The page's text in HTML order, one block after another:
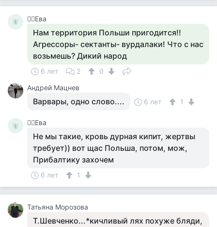
🧚‍ 🧚‍♀️Ева
Нам территория Польши пригодится!!
Агрессоры- сектанты- вурдалаки! Что с нас
возьмешь? Дикий народ
6 лет 2
0
Андрей Мацнев
Варвары, одно слово.... 6 лет 1
🧚‍ 🧚‍♀️Ева
Не мы такие, кровь дурная кипит, жертвы
требует)) вот щас Польша, потом, мож,
Прибалтику захочем
6 лет 1
Татьяна Морозова
Т.Шевченко...*кичливый лях похуже бляди,